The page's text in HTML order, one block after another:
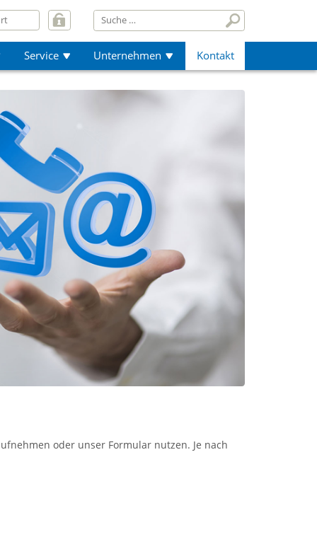
Service Unternehmen Kontakt
oder unser Formular nutzen. Je nach